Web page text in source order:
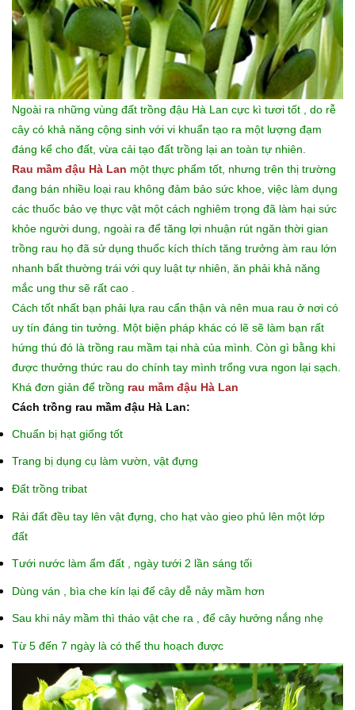
Ngoài ra những vùng đất trồng đậu Hà Lan cực kì tươi tốt , do rễ
cây có khả năng cộng sinh với vi khuẩn tạo ra một lượng đạm
đáng kể cho đất, vừa cải tạo đất trồng lại an toàn tự nhiên.
Rau mầm đậu Hà Lan một thực phẩm tốt, nhưng trên thị trường
đang bán nhiều loại rau không đảm bảo sức khoe, việc làm dụng
các thuốc bảo vẹ thực vật một cách nghiêm trọng đã làm hại sức
khỏe người dung, ngoài ra để tăng lợi nhuận rút ngăn thời gian
trồng rau họ đã sử dụng thuốc kích thích tăng trưởng àm rau lớn
nhanh bất thường trái với quy luật tự nhiên, ăn phải khả năng
mắc ung thư sẽ rất cao .
Cách tốt nhất bạn phải lựa rau cẩn thận và nên mua rau ở nơi có
uy tín đáng tin tưởng. Một biện pháp khác có lẽ sẽ làm bạn rất
hứng thú đó là trồng rau mầm tại nhà của mình. Còn gì bằng khi
được thưởng thức rau do chính tay mình trổng vưa ngon lại sạch.
Khá đơn giản để trồng rau mầm đậu Hà Lan
Cách trồng rau mầm đậu Hà Lan:
Chuẩn bị hạt giống tốt
Trang bị dụng cụ làm vườn, vật đựng
Đất trồng tribat
Rải đất đều tay lên vật đựng, cho hạt vào gieo phủ lên một lớp
đất
Tưới nước làm ẩm đất , ngày tưới 2 lần sáng tối
Dùng ván , bìa che kín lại để cây dễ nảy mầm hơn
Sau khi nảy mầm thì tháo vật che ra , để cây hưởng nắng nhẹ
Từ 5 đến 7 ngày là có thể thu hoạch được